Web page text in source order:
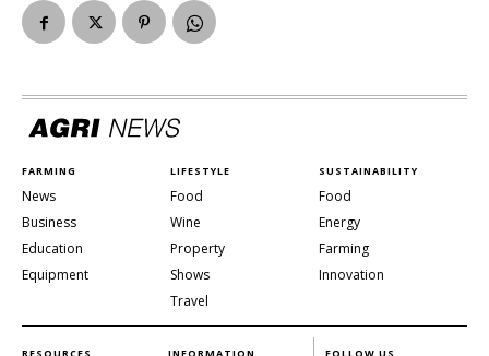
FARMING
News
Business
Education
Equipment
LIFESTYLE
Food
Wine
Property
Shows
Travel
SUSTAINABILITY
Food
Energy
Farming
Innovation